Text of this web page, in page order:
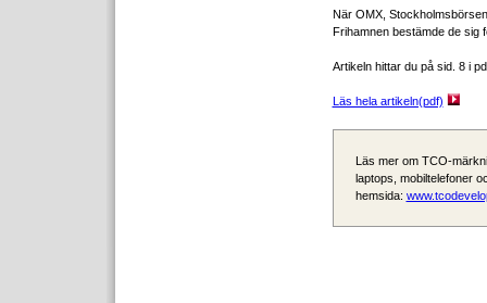
När OMX,
Frihamnen bestämde de sig
Artikeln hittar du på sid. 8 i
Läs hela artikeln(pdf)
Läs mer om TCO-
laptops, mobiltelefoner
hemsida: